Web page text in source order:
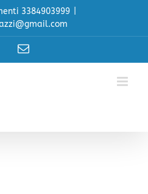
3384903999
FacebookEmail